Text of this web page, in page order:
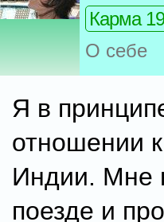
Карма
О себе
Я в
отношении
Индии. Мне
поезде и